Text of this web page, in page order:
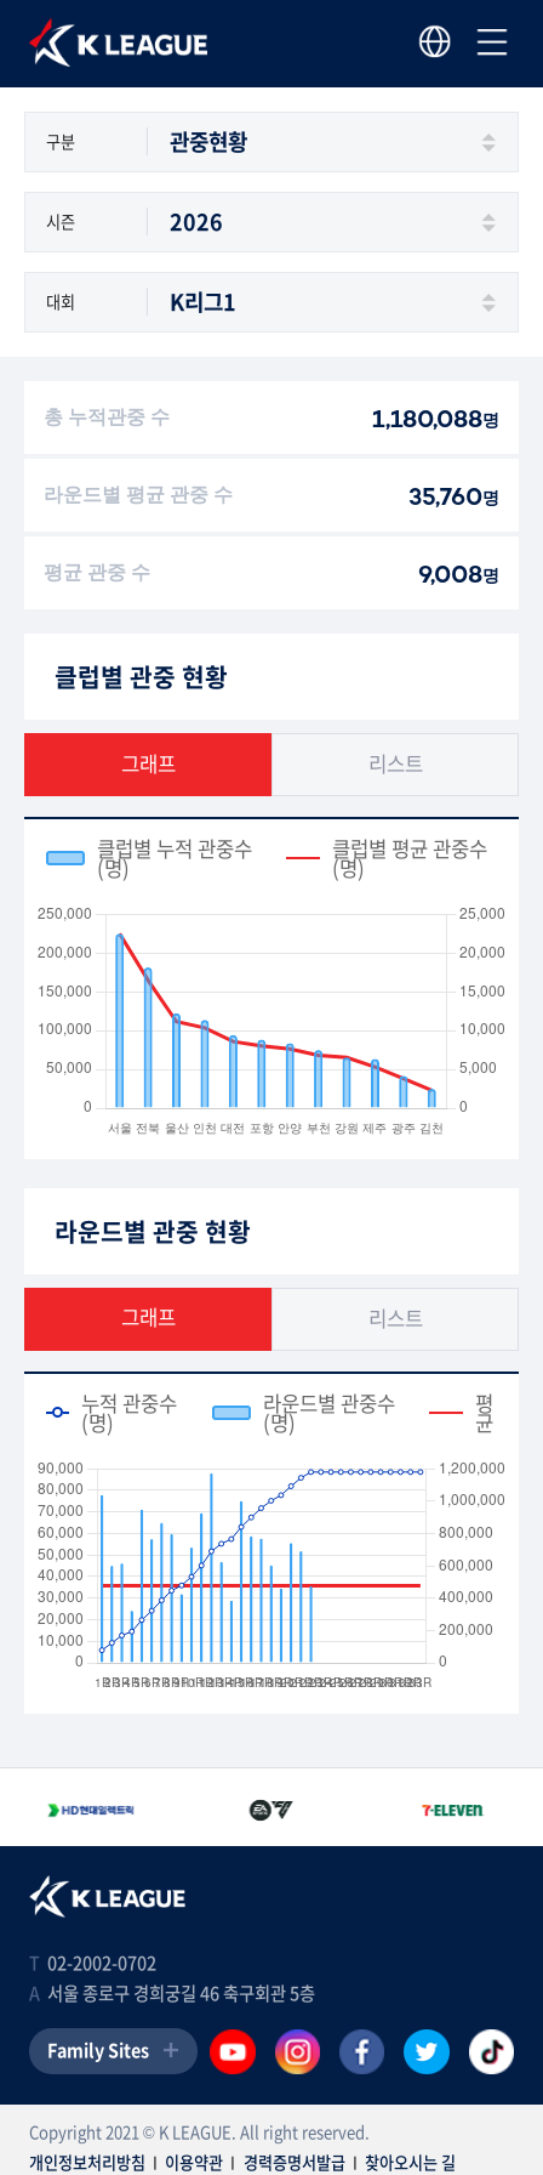
구분
시즌
대회
총 누적관중 수 1,180,088명
라운드별 평균 관중 수 35,760명
평균 관중 수 9,008명
클럽별 관중 현황
그래프 리스트
클럽별 누적 관중수
(명)
클럽별 평균 관중수
(명)
라운드별 관중 현황
그래프 리스트
누적 관중수
(명)
라운드별 관중수
(명)
평
균
T 02-2002-0702
A 서울 종로구 경희궁길 46 축구회관 5층
Family Sites
Copyright 2021 © K LEAGUE. All right reserved.
개인정보처리방침 I 이용약관 I 경력증명서발급 I 찾아오시는 길